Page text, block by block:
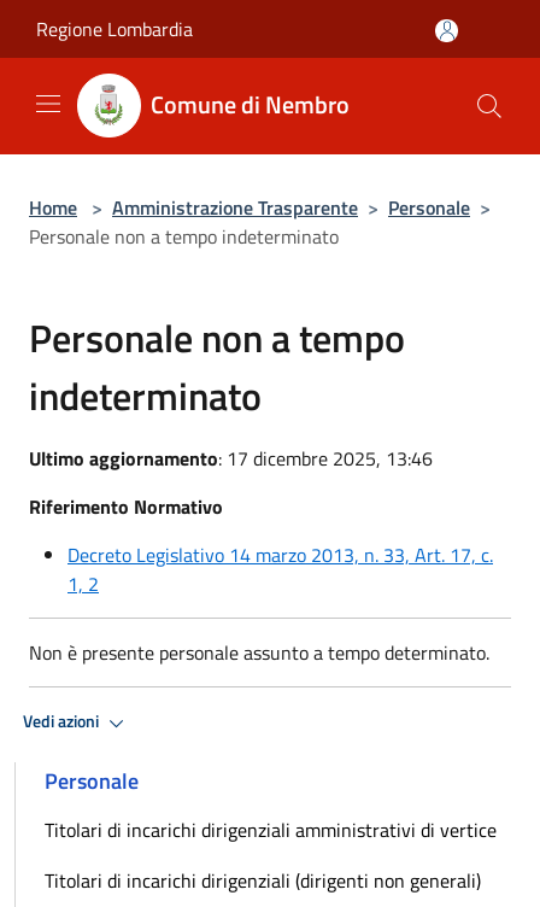
Regione Lombardia
Comune di Nembro
Home > Amministrazione Trasparente > Personale >
Personale non a tempo indeterminato
Personale non a tempo
indeterminato
Ultimo aggiornamento: 17 dicembre 2025, 13:46
Riferimento Normativo
Decreto Legislativo 14 marzo 2013, n. 33, Art. 17, c.
1, 2
Non è presente personale assunto a tempo determinato.
Vedi azioni
Personale
Titolari di incarichi dirigenziali amministrativi di vertice
Titolari di incarichi dirigenziali (dirigenti non generali)